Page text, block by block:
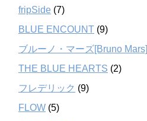
fripSide (7)
BLUE ENCOUNT (9)
ブルーノ・マーズ[Bruno Mars]
THE BLUE HEARTS (2)
フレデリック (9)
FLOW (5)